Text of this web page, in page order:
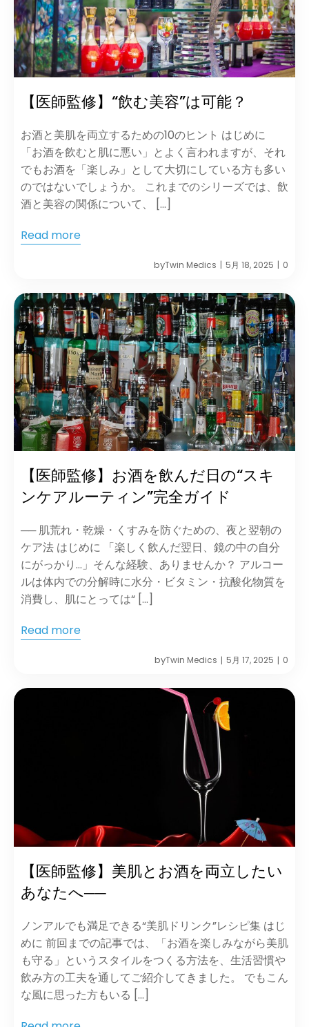
【医師監修】“飲む美容”は可能？
お酒と美肌を両立するための10のヒント はじめに
「お酒を飲むと肌に悪い」とよく言われますが、それ
でもお酒を「楽しみ」として大切にしている方も多い
のではないでしょうか。 これまでのシリーズでは、飲
酒と美容の関係について、 […]
Read more
byTwin Medics | 5月 18, 2025 | 0
【医師監修】お酒を飲んだ日の“スキ
ンケアルーティン”完全ガイド
── 肌荒れ・乾燥・くすみを防ぐための、夜と翌朝の
ケア法 はじめに 「楽しく飲んだ翌日、鏡の中の自分
にがっかり…」そんな経験、ありませんか？ アルコー
ルは体内での分解時に水分・ビタミン・抗酸化物質を
消費し、肌にとっては“ […]
Read more
byTwin Medics | 5月 17, 2025 | 0
【医師監修】美肌とお酒を両立したい
あなたへ──
ノンアルでも満足できる“美肌ドリンク”レシピ集 はじ
めに 前回までの記事では、「お酒を楽しみながら美肌
も守る」というスタイルをつくる方法を、生活習慣や
飲み方の工夫を通してご紹介してきました。 でもこん
な風に思った方もいる […]